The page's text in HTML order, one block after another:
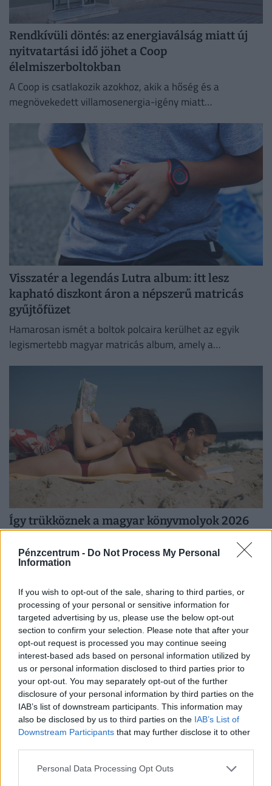
Pénzcentrum - Do Not Process My Personal
Information
If you wish to opt-out of the sale, sharing to third parties, or
processing of your personal or sensitive information for
targeted advertising by us, please use the below opt-out
section to confirm your selection. Please note that after your
opt-out request is processed you may continue seeing
interest-based ads based on personal information utilized by
us or personal information disclosed to third parties prior to
your opt-out. You may separately opt-out of the further
disclosure of your personal information by third parties on the
IAB’s list of downstream participants. This information may
also be disclosed by us to third parties on the IAB’s List of
Downstream Participants that may further disclose it to other
Personal Data Processing Opt Outs
Rendkívüli döntés: az energiaválság miatt új
nyitvatartási idő jöhet a Coop
élelmiszerboltokban
A Coop is csatlakozik azokhoz, akik a hőség és a
megnövekedett villamosenergia-igény miatt
Visszatér a legendás Lutra album: itt lesz
kapható diszkont áron a népszerű matricás
gyűjtőfüzet
Hamarosan ismét a boltok polcaira kerülhet az egyik
legismertebb magyar matricás album, amely a
Így trükköznek a magyar könyvmolyok 2026
forintot meg kell menteni
drágulás már óvatosabb költésre készteti az olvasókat.
Mennyi egy ékszerteknős ára 2026-ban,